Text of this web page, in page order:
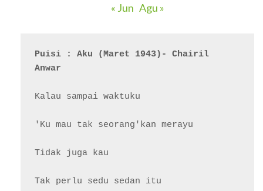
« Jun Agu »
Puisi : Aku (Maret 1943)- Chairil
Anwar
Kalau sampai waktuku
'Ku mau tak seorang'kan merayu
Tidak juga kau
Tak perlu sedu sedan itu